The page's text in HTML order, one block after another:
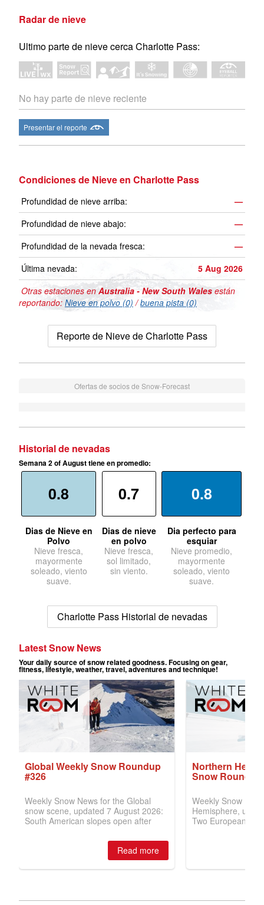
Radar de nieve
Ultimo parte de nieve cerca Charlotte Pass:
No hay parte de nieve reciente
Presentar el reporte
Condiciones de Nieve en Charlotte Pass
Profundidad de nieve arriba:
—
Profundidad de nieve abajo:
—
Profundidad de la nevada fresca:
—
Última nevada:
5 Aug 2026
Otras estaciones enAustralia - New South Wales están
reportando: Nieve en polvo (0) /buena pista (0)
Reporte de Nieve de Charlotte Pass
Ofertas de socios de Snow-Forecast
Historial de nevadas
Semana 2 of August tiene en promedio:
0.8
Dias de Nieve en
Polvo
Nieve fresca,
mayormente
soleado, viento
suave.
0.7
Dias de nieve
en polvo
Nieve fresca,
sol limitado,
sin viento.
0.8
Dia perfecto para
esquiar
Nieve promedio,
mayormente
soleado, viento
suave.
Charlotte Pass Historial de nevadas